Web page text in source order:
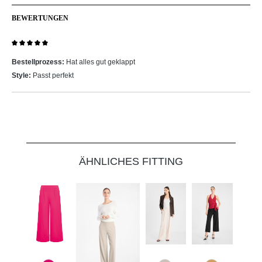
BEWERTUNGEN
Bestellprozess: Hat alles gut geklappt
Style: Passt perfekt
ÄHNLICHES FITTING